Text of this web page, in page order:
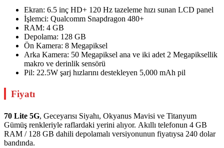
Ekran: 6.5 inç HD+ 120 Hz tazeleme hızı sunan LCD panel
İşlemci: Qualcomm Snapdragon 480+
RAM: 4 GB
Depolama: 128 GB
Ön Kamera: 8 Megapiksel
Arka Kamera: 50 Megapiksel ana ve iki adet 2 Megapiksellik
makro ve derinlik sensörü
Pil: 22.5W şarj hızlarını destekleyen 5,000 mAh pil
Fiyatı
70 Lite 5G, Geceyarısı Siyahı, Okyanus Mavisi ve Titanyum
Gümüş renkleriyle raflardaki yerini alıyor. Akıllı telefonun 4 GB
RAM / 128 GB dahili depolamalı versiyonunun fiyatıysa 240 dolar
bandında.